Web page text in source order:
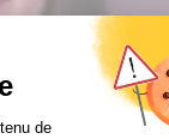
du
de
TÉMOIGNAGES